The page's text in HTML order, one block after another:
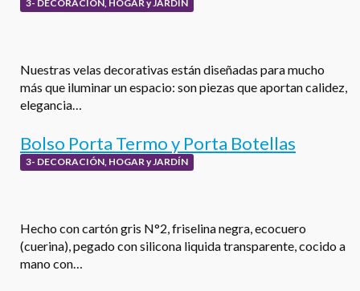
3- DECORACIÓN, HOGAR y JARDÍN
Nuestras velas decorativas están diseñadas para mucho
más que iluminar un espacio: son piezas que aportan calidez,
elegancia…
Bolso Porta Termo y Porta Botellas
3- DECORACIÓN, HOGAR y JARDÍN
Hecho con cartón gris N°2, friselina negra, ecocuero
(cuerina), pegado con silicona liquida transparente, cocido a
mano con…